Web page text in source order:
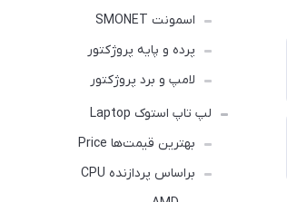
اسمونت SMONET
پرده و پایه پروژکتور
لامپ و برد پروژکتور
لپ تاپ استوک Laptop
بهترین قیمت‌ها Price
براساس پردازنده CPU